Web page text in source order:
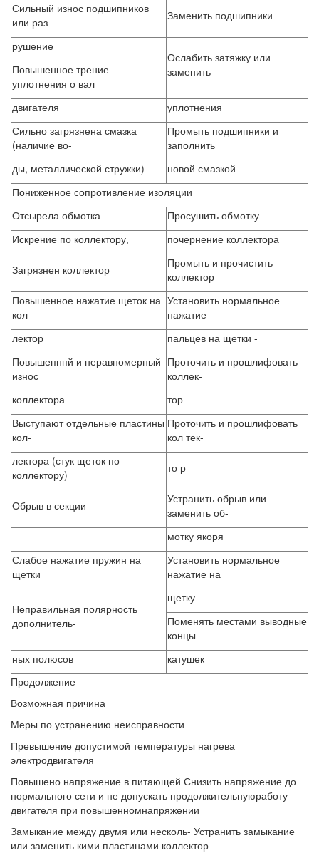
Сильный износ подшипников
или раз-
Заменить подшипники
рушение
Ослабить затяжку или
заменить
Повышенное трение
уплотнения о вал
двигателя
уплотнения
Сильно загрязнена смазка
(наличие во-
Промыть подшипники и
заполнить
ды, металлической стружки)
новой смазкой
Пониженное сопротивление изоляции
Отсырела обмотка
Просушить обмотку
Искрение по коллектору,
почернение коллектора
Загрязнен коллектор
Промыть и прочистить
коллектор
Повышенное нажатие щеток на
кол-
Установить нормальное
нажатие
лектор
пальцев на щетки -
Повышепнпй и неравномерный
износ
Проточить и прошлифовать
коллек-
коллектора
тор
Выступают отдельные пластины
кол-
Проточить и прошлифовать
кол тек-
лектора (стук щеток по
коллектору)
то р
Обрыв в секции
Устранить обрыв или
заменить об-
мотку якоря
Слабое нажатие пружин на
щетки
Установить нормальное
нажатие на
Неправильная полярность
дополнитель-
щетку
Поменять местами выводные
концы
ных полюсов
катушек
Продолжение
Возможная причина
Меры по устранению неисправности
Превышение допустимой температуры нагрева
электродвигателя
Повышено напряжение в питающей Снизить напряжение до
нормального сети и не допускать продолжительнуюработу
двигателя при повышенномнапряжении
Замыкание между двумя или несколь- Устранить замыкание
или заменить кими пластинами коллектор